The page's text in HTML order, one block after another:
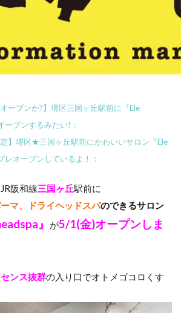
ープンか?】堺区三国ヶ丘駅前に『Ele
ープンするみたい!：
】堺区★三国ヶ丘駅前にかわいいサロン『Ele
レオープンしているよ！：
阪和線三国ヶ丘駅前に
マ、ドライヘッドスパのできるサロン
』 が5/1(金)オープンしま
センス抜群の入り口でオトメゴコロくす